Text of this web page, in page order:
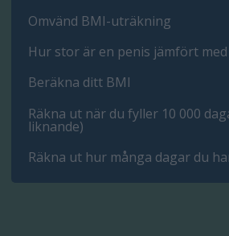
Omvänd BMI-uträkning
Hur stor är en penis jämfört
Beräkna ditt BMI
Räkna ut när du fyller 10 000
liknande)
Räkna ut hur många dagar du